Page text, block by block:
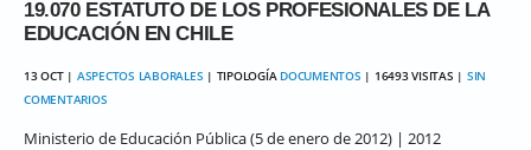
19.070 ESTATUTO DE LOS PROFESIONALES DE LA
EDUCACIÓN EN CHILE
13 OCT | ASPECTOS LABORALES | TIPOLOGÍA DOCUMENTOS | 16493 VISITAS | SIN
COMENTARIOS
Ministerio de Educación Pública (5 de enero de 2012) | 2012